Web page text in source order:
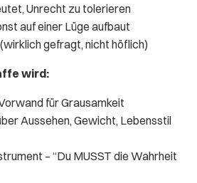
Unrecht zu tolerieren
auf einer Lüge aufbaut
gefragt, nicht höflich)
wird:
für Grausamkeit
Aussehen, Gewicht, Lebensstil
– “Du MUSST die Wahrheit